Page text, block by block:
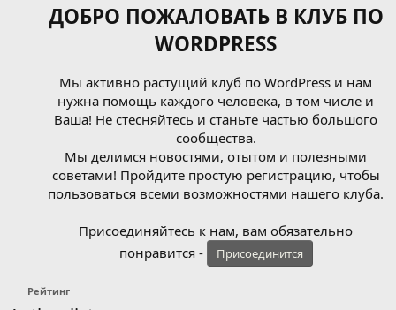
ДОБРО ПОЖАЛОВАТЬ В КЛУБ ПО
WORDPRESS
Мы активно растущий клуб по WordPress и нам
нужна помощь каждого человека, в том числе и
Ваша! Не стесняйтесь и станьте частью большого
сообщества.
Мы делимся новостями, отытом и полезными
советами! Пройдите простую регистрацию, чтобы
пользоваться всеми возможностями нашего клуба.
Присоединяйтесь к нам, вам обязательно
понравится -
Присоединится
Рейтинг